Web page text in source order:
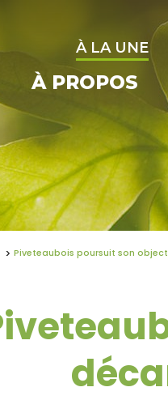
À LA UNE
À PROPOS
Piveteaubois poursuit son